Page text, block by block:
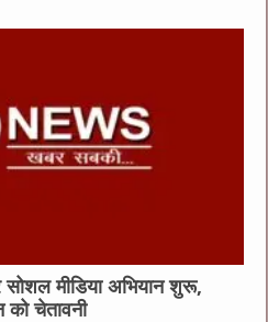
मीडिया अभियान शुरू,
को चेतावनी